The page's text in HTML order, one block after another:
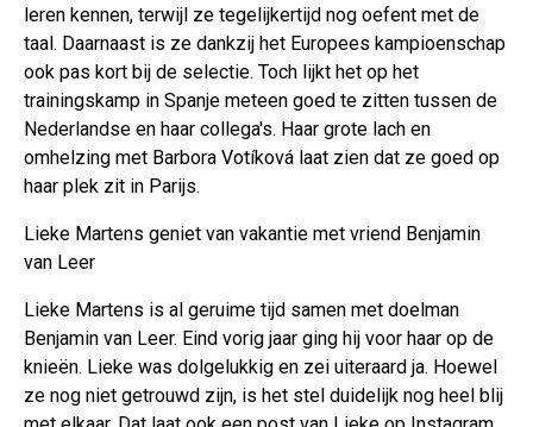
leren kennen, terwijl ze tegelijkertijd nog oefent met de
taal. Daarnaast is ze dankzij het Europees kampioenschap
ook pas kort bij de selectie. Toch lijkt het op het
trainingskamp in Spanje meteen goed te zitten tussen de
Nederlandse en haar collega's. Haar grote lach en
omhelzing met Barbora Votíková laat zien dat ze goed op
haar plek zit in Parijs.
Lieke Martens geniet van vakantie met vriend Benjamin
van Leer
Lieke Martens is al geruime tijd samen met doelman
Benjamin van Leer. Eind vorig jaar ging hij voor haar op de
knieën. Lieke was dolgelukkig en zei uiteraard ja. Hoewel
ze nog niet getrouwd zijn, is het stel duidelijk nog heel blij